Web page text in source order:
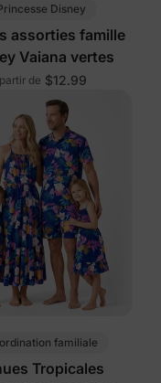
Disney
assorties famille
Vaiana vertes
de $12.99
familiale
Tropicales